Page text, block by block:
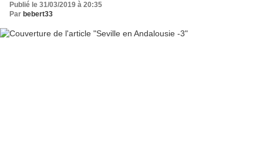
Publié le 31/03/2019 à 20:35
Par bebert33